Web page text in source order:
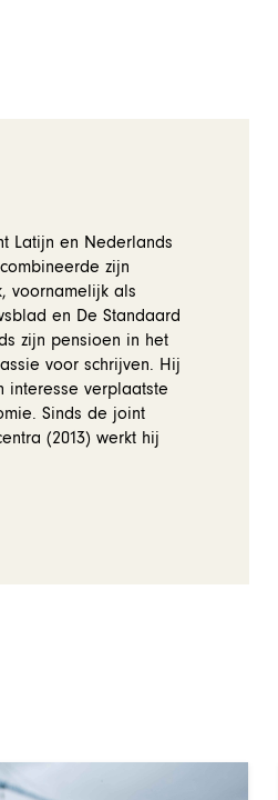
Latijn en Nederlands
zijn
voornamelijk als
en De Standaard
zijn pensioen in het
voor schrijven. Hij
interesse verplaatste
Sinds de joint
(2013) werkt hij